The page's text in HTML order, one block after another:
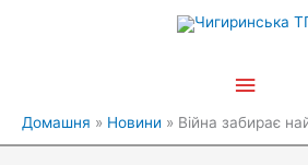
Домашня Новини Війна забирає